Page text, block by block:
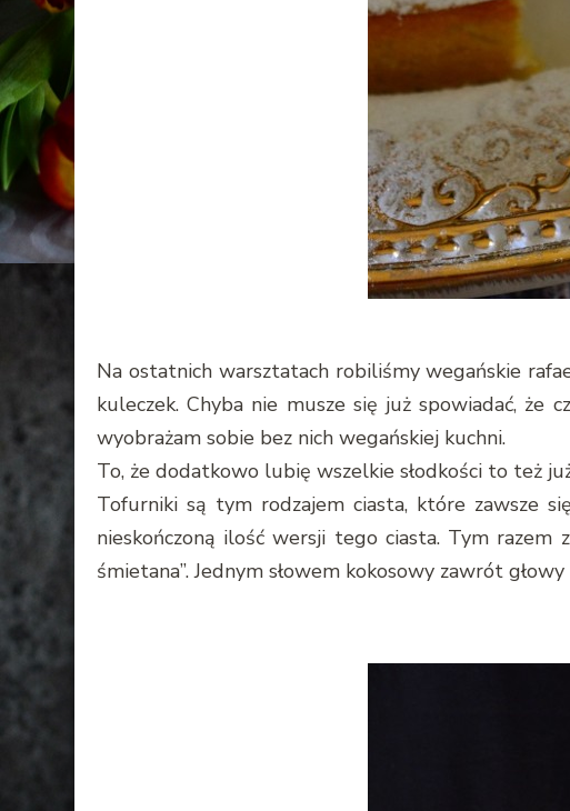
Na ostatnich warsztatach robiliśmy wegańskie
kuleczek. Chyba nie musze się już spowiadać,
wyobrażam sobie bez nich wegańskiej kuchni.
To, że dodatkowo lubię wszelkie słodkości to też
Tofurniki są tym rodzajem ciasta, które zawsze
nieskończoną ilość wersji tego ciasta. Tym
śmietana”. Jednym słowem kokosowy zawrót